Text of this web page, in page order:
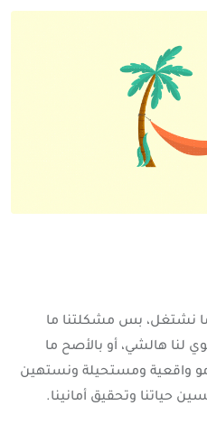
نشتغل، بس مشكلتنا ما
لنا هالشي، أو بالأصح ما
مو واقعية ومستحيلة ونستهين
حياتنا وتحقيق أمانينا.